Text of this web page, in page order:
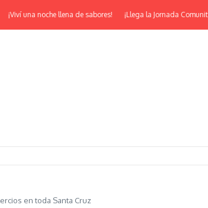
una noche llena de sabores! ¡Llega la Jornada Comunitaria!
en toda Santa Cruz